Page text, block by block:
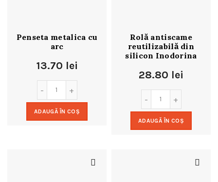
Penseta metalica cu
arc
13.70 lei
ADAUGĂ ÎN COȘ
Rolă antiscame
reutilizabilă din
silicon Inodorina
28.80 lei
ADAUGĂ ÎN COȘ